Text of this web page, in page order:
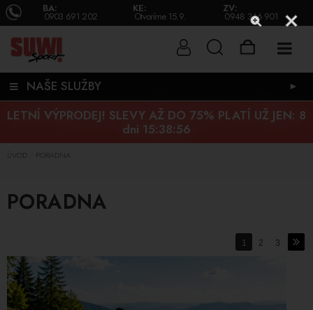
BA:
0903 691 202
KE:
Otvoríme 15.9.
ZV:
0948 346 901
NAŠE SLUŽBY ►
LETNÍ VÝPRODEJ! SLEVY AŽ DO 75% PLATÍ UŽ JEN: 8
dni 15:38:54
ÚVOD PORADNA
PORADNA
1 2 3